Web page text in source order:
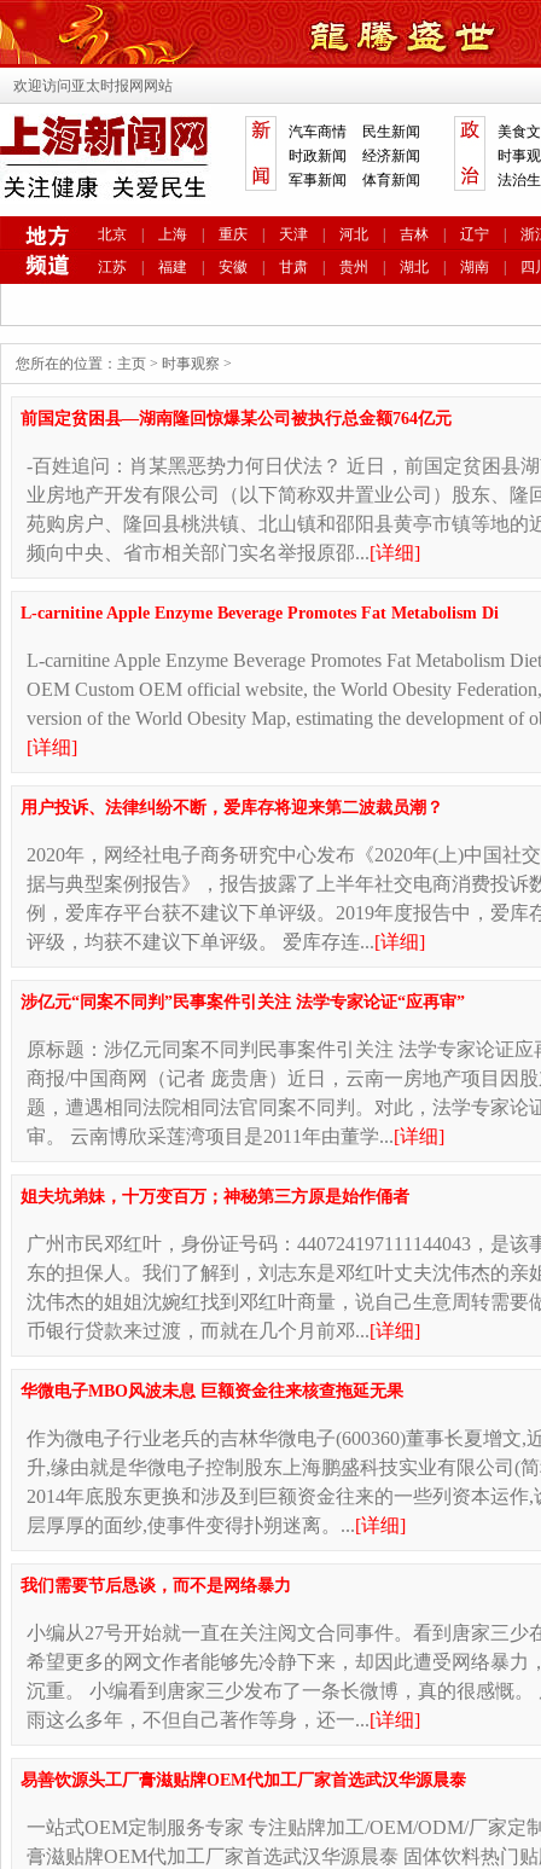
欢迎访问亚太时报网网站
汽车商情
民生新闻
时政新闻
经济新闻
军事新闻
体育新闻
美食
时事
法治
北京 上海 重庆 天津 河北 吉林 辽宁
浙
江苏
福建 安徽 甘肃 贵州 湖北 湖南 四
您所在的位置： 主页 > 时事观察 >
前国定贫困县—湖南隆回惊爆某公司被执行总金额764亿元
-百姓追问：肖某黑恶势力何日伏法？ 近日，前国定贫困县
业房地产开发有限公司（以下简称双井置业公司）股东、隆
苑购房户、隆回县桃洪镇、北山镇和邵阳县黄亭市镇等地的
频向中央、省市相关部门实名举报原邵...[详细]
L-carnitine Apple Enzyme Beverage Promotes Fat Metabolism Di
L-carnitine Apple Enzyme Beverage Promotes Fat Metabolism
OEM Custom OEM official website, the World Obesity
version of the World Obesity Map, estimating the development of
[详细]
用户投诉、法律纠纷不断，爱库存将迎来第二波裁员潮？
2020年，网经社电子商务研究中心发布《2020年(上)中国社
据与典型案例报告》，报告披露了上半年社交电商消费投诉
例，爱库存平台获不建议下单评级。2019年度报告中，爱库
评级，均获不建议下单评级。 爱库存连...[详细]
涉亿元“同案不同判”民事案件引关注 法学专家论证“应再审”
原标题：涉亿元同案不同判民事案件引关注 法学专家论证应
商报/中国商网（记者 庞贵唐）近日，云南一房地产项目因
题，遭遇相同法院相同法官同案不同判。对此，法学专家论
审。 云南博欣采莲湾项目是2011年由董学...[详细]
姐夫坑弟妹，十万变百万；神秘第三方原是始作俑者
广州市民邓红叶，身份证号码：440724197111144043，是该
东的担保人。我们了解到，刘志东是邓红叶丈夫沈伟杰的亲
沈伟杰的姐姐沈婉红找到邓红叶商量，说自己生意周转需要
币银行贷款来过渡，而就在几个月前邓...[详细]
华微电子MBO风波未息 巨额资金往来核查拖延无果
作为微电子行业老兵的吉林华微电子(600360)董事长夏增文,
升,缘由就是华微电子控制股东上海鹏盛科技实业有限公司(
2014年底股东更换和涉及到巨额资金往来的一些列资本运作
层厚厚的面纱,使事件变得扑朔迷离。...[详细]
我们需要节后恳谈，而不是网络暴力
小编从27号开始就一直在关注阅文合同事件。看到唐家三少
希望更多的网文作者能够先冷静下来，却因此遭受网络暴力
沉重。 小编看到唐家三少发布了一条长微博，真的很感慨。
雨这么多年，不但自己著作等身，还一...[详细]
易善饮源头工厂膏滋贴牌OEM代加工厂家首选武汉华源晨泰
一站式OEM定制服务专家 专注贴牌加工/OEM/ODM/厂家定
膏滋贴牌OEM代加工厂家首选武汉华源晨泰 固体饮料热门